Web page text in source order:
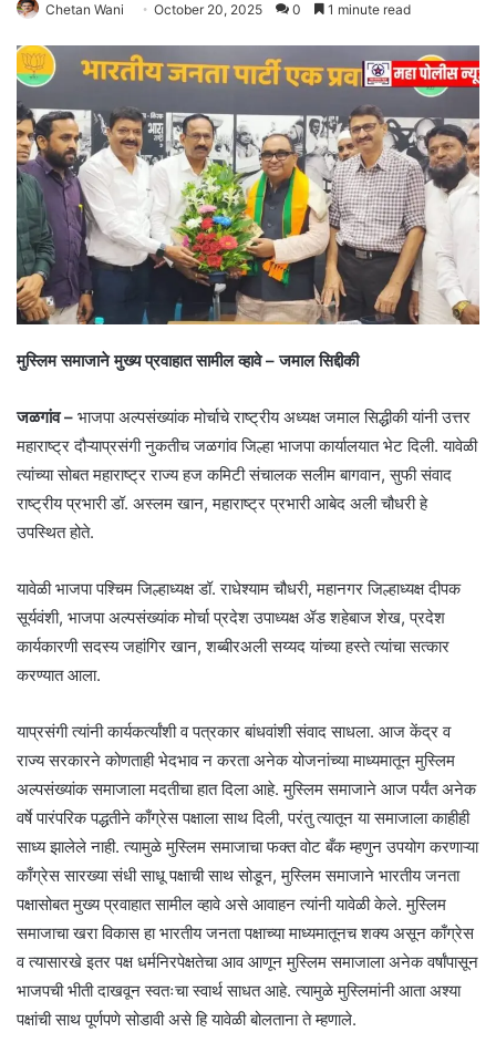
Chetan Wani October 20, 2025 0 1 minute read
मुस्लिम समाजाने मुख्य प्रवाहात सामील व्हावे – जमाल सिद्दीकी
जळगांव – भाजपा अल्पसंख्यांक मोर्चाचे राष्ट्रीय अध्यक्ष जमाल सिद्धीकी यांनी उत्तर
महाराष्ट्र दौऱ्याप्रसंगी नुकतीच जळगांव जिल्हा भाजपा कार्यालयात भेट दिली. यावेळी
त्यांच्या सोबत महाराष्ट्र राज्य हज कमिटी संचालक सलीम बागवान, सुफी संवाद
राष्ट्रीय प्रभारी डॉ. अस्लम खान, महाराष्ट्र प्रभारी आबेद अली चौधरी हे
उपस्थित होते.
यावेळी भाजपा पश्चिम जिल्हाध्यक्ष डॉ. राधेश्याम चौधरी, महानगर जिल्हाध्यक्ष दीपक
सूर्यवंशी, भाजपा अल्पसंख्यांक मोर्चा प्रदेश उपाध्यक्ष ॲड शहेबाज शेख, प्रदेश
कार्यकारणी सदस्य जहांगिर खान, शब्बीरअली सय्यद यांच्या हस्ते त्यांचा सत्कार
करण्यात आला.
याप्रसंगी त्यांनी कार्यकर्त्यांशी व पत्रकार बांधवांशी संवाद साधला. आज केंद्र व
राज्य सरकारने कोणताही भेदभाव न करता अनेक योजनांच्या माध्यमातून मुस्लिम
अल्पसंख्यांक समाजाला मदतीचा हात दिला आहे. मुस्लिम समाजाने आज पर्यंत अनेक
वर्षे पारंपरिक पद्धतीने काँग्रेस पक्षाला साथ दिली, परंतु त्यातून या समाजाला काहीही
साध्य झालेले नाही. त्यामुळे मुस्लिम समाजाचा फक्त वोट बँक म्हणुन उपयोग करणाऱ्या
काँग्रेस सारख्या संधी साधू पक्षाची साथ सोडून, मुस्लिम समाजाने भारतीय जनता
पक्षासोबत मुख्य प्रवाहात सामील व्हावे असे आवाहन त्यांनी यावेळी केले. मुस्लिम
समाजाचा खरा विकास हा भारतीय जनता पक्षाच्या माध्यमातूनच शक्य असून काँग्रेस
व त्यासारखे इतर पक्ष धर्मनिरपेक्षतेचा आव आणून मुस्लिम समाजाला अनेक वर्षांपासून
भाजपची भीती दाखवून स्वतःचा स्वार्थ साधत आहे. त्यामुळे मुस्लिमांनी आता अश्या
पक्षांची साथ पूर्णपणे सोडावी असे हि यावेळी बोलताना ते म्हणाले.